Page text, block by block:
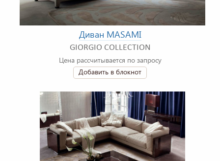
Диван MASAMI
GIORGIO COLLECTION
Цена рассчитывается по запросу
Добавить в блокнот